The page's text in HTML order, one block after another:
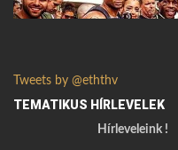
Tweets by @eththv
TEMATIKUS HÍRLEVELEK
Hírleveleink !